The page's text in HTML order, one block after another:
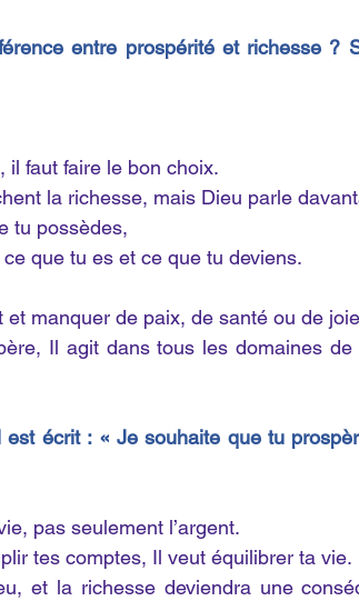
entre prospérité et richesse ?
il faut faire le bon choix.
la richesse, mais Dieu parle
tu possèdes,
que tu es et ce que tu deviens.
et manquer de paix, de santé ou de
Il agit dans tous les domaines
écrit : « Je souhaite que tu
pas seulement l’argent.
tes comptes, Il veut équilibrer ta vie.
et la richesse deviendra une